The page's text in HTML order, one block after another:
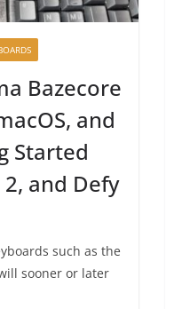
Bazecore
and
Started
and Defy
such as the
sooner or later